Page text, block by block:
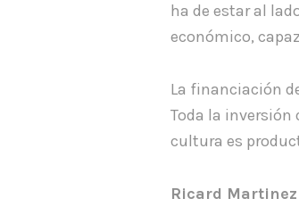
ha de estar al
económico,
La financiación
Toda la inversión
cultura es
Ricard